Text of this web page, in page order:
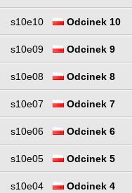
s10e10 Odcinek 10
s10e09 Odcinek 9
s10e08 Odcinek 8
s10e07 Odcinek 7
s10e06 Odcinek 6
s10e05 Odcinek 5
s10e04 Odcinek 4